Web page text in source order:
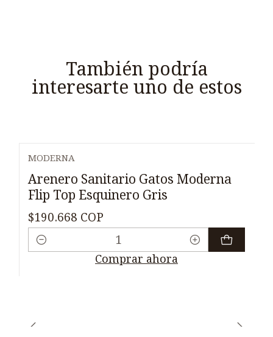
También podría
interesarte uno de estos
MODERNA
Arenero Sanitario Gatos Moderna
Flip Top Esquinero Gris
$190.668 COP
Cantidad
Comprar ahora